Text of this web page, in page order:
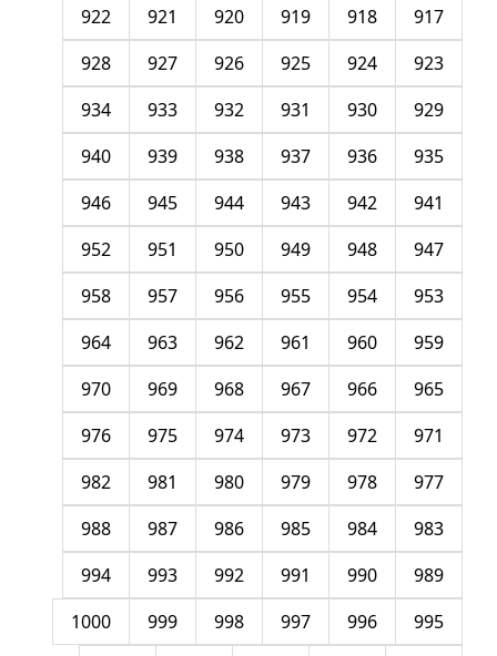
917
918
919
920
921
922
923
924
925
926
927
928
929
930
931
932
933
934
935
936
937
938
939
940
941
942
943
944
945
946
947
948
949
950
951
952
953
954
955
956
957
958
959
960
961
962
963
964
965
966
967
968
969
970
971
972
973
974
975
976
977
978
979
980
981
982
983
984
985
986
987
988
989
990
991
992
993
994
995
996
997
998
999
1000